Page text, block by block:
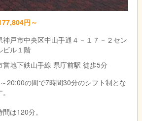
円～
神戸市中央区中山手通４－１７－２セン
ビル１階
営地下鉄山手線 県庁前駅 徒歩5分
20:00の間で7時間30分のシフト制とな
は120分。